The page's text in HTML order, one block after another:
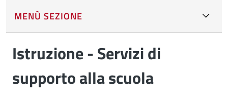
MENÙ SEZIONE
Istruzione - Servizi di
supporto alla scuola